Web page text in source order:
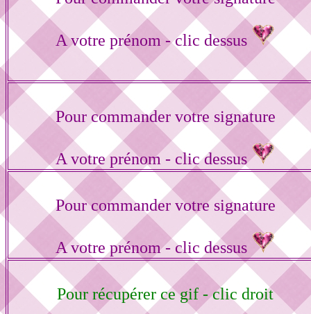
A votre prénom - clic dessus
Pour commander votre signature
A votre prénom - clic dessus
Pour commander votre signature
A votre prénom - clic dessus
Pour récupérer ce gif - clic droit